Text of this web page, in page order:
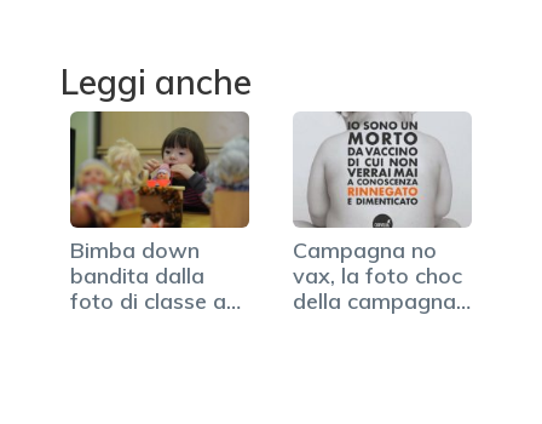
Leggi anche
Bimba down
bandita dalla
foto di classe a
Campagna no
vax, la foto choc
della campagna